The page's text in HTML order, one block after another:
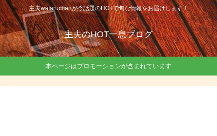
主夫wataruchanが今話題のHOTで旬な情報をお届けします！
主夫のHOT一息ブログ
本ページはプロモーションが含まれています